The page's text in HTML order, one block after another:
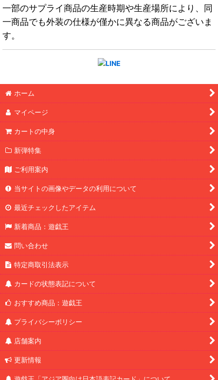
一部のサプライ商品の生産時期や生産場所により、同
一商品でも外装の仕様が僅かに異なる商品がございま
す。
ホーム
マイページ
カートの中身
新弾特集
ご利用案内
当サイトの画像やデータの利用について
最近チェックしたアイテム
新着商品：遊戯王
問い合わせ
特定商取引法表示
カードの状態表記について
おすすめ商品：遊戯王
プライバシーポリシー
店舗案内
更新情報